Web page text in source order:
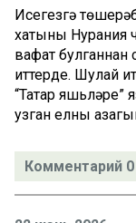
Исегезгә
хатыны Нурания
вафат булганнан
иттерде. Шулай
“Татар
узган елның
Комментарий 0